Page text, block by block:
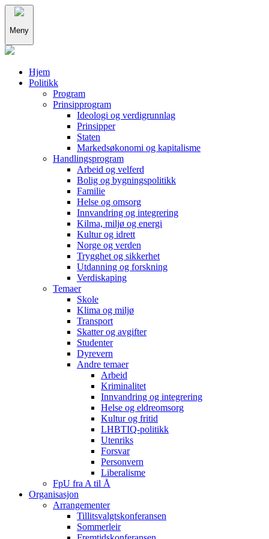
Meny
Hjem
Politikk
Program
Prinsipprogram
Ideologi og verdigrunnlag
Prinsipper
Staten
Markedsøkonomi og kapitalisme
Handlingsprogram
Arbeid og velferd
Bolig og bygningspolitikk
Familie
Helse og omsorg
Innvandring og integrering
Kilma, miljø og energi
Kultur og idrett
Norge og verden
Trygghet og sikkerhet
Utdanning og forskning
Verdiskaping
Temaer
Skole
Klima og miljø
Transport
Skatter og avgifter
Studenter
Dyrevern
Andre temaer
Arbeid
Kriminalitet
Innvandring og integrering
Helse og eldreomsorg
Kultur og fritid
LHBTIQ-politikk
Utenriks
Forsvar
Personvern
Liberalisme
FpU fra A til Å
Organisasjon
Arrangementer
Tillitsvalgtskonferansen
Sommerleir